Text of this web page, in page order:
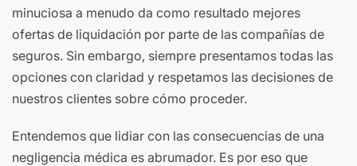
minuciosa a menudo da como resultado mejores
ofertas de liquidación por parte de las compañías de
seguros. Sin embargo, siempre presentamos todas las
opciones con claridad y respetamos las decisiones de
nuestros clientes sobre cómo proceder.
Entendemos que lidiar con las consecuencias de una
negligencia médica es abrumador. Es por eso que